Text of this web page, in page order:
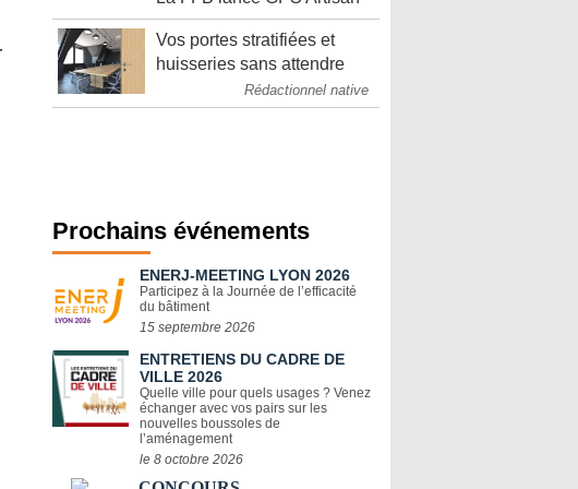
Vos portes stratifiées et
huisseries sans attendre
Rédactionnel native
Prochains événements
ENERJ-MEETING LYON 2026
Participez à la Journée de l’efficacité
du bâtiment
15 septembre 2026
ENTRETIENS DU CADRE DE
VILLE 2026
Quelle ville pour quels usages ? Venez
échanger avec vos pairs sur les
nouvelles boussoles de
l’aménagement
le 8 octobre 2026